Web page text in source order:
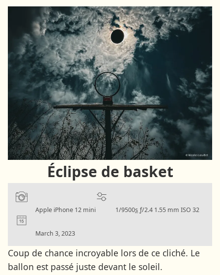
Éclipse de basket
Apple iPhone 12 mini
1/9500s ƒ/2.4 1.55 mm ISO 32
March 3, 2023
Coup de chance incroyable lors de ce cliché. Le
ballon est passé juste devant le soleil.